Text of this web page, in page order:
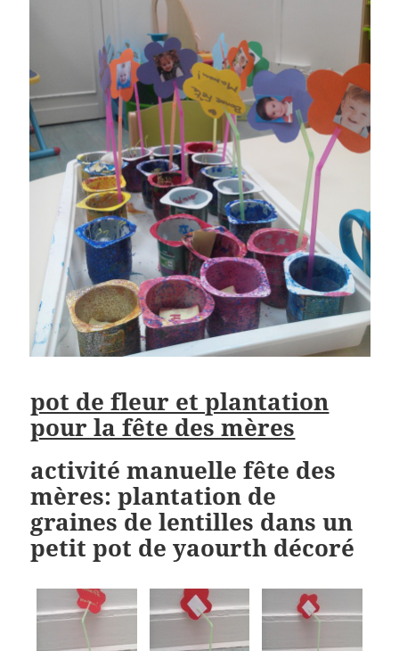
pot de fleur et plantation
pour la fête des mères
activité manuelle fête des
mères: plantation de
graines de lentilles dans un
petit pot de yaourth décoré